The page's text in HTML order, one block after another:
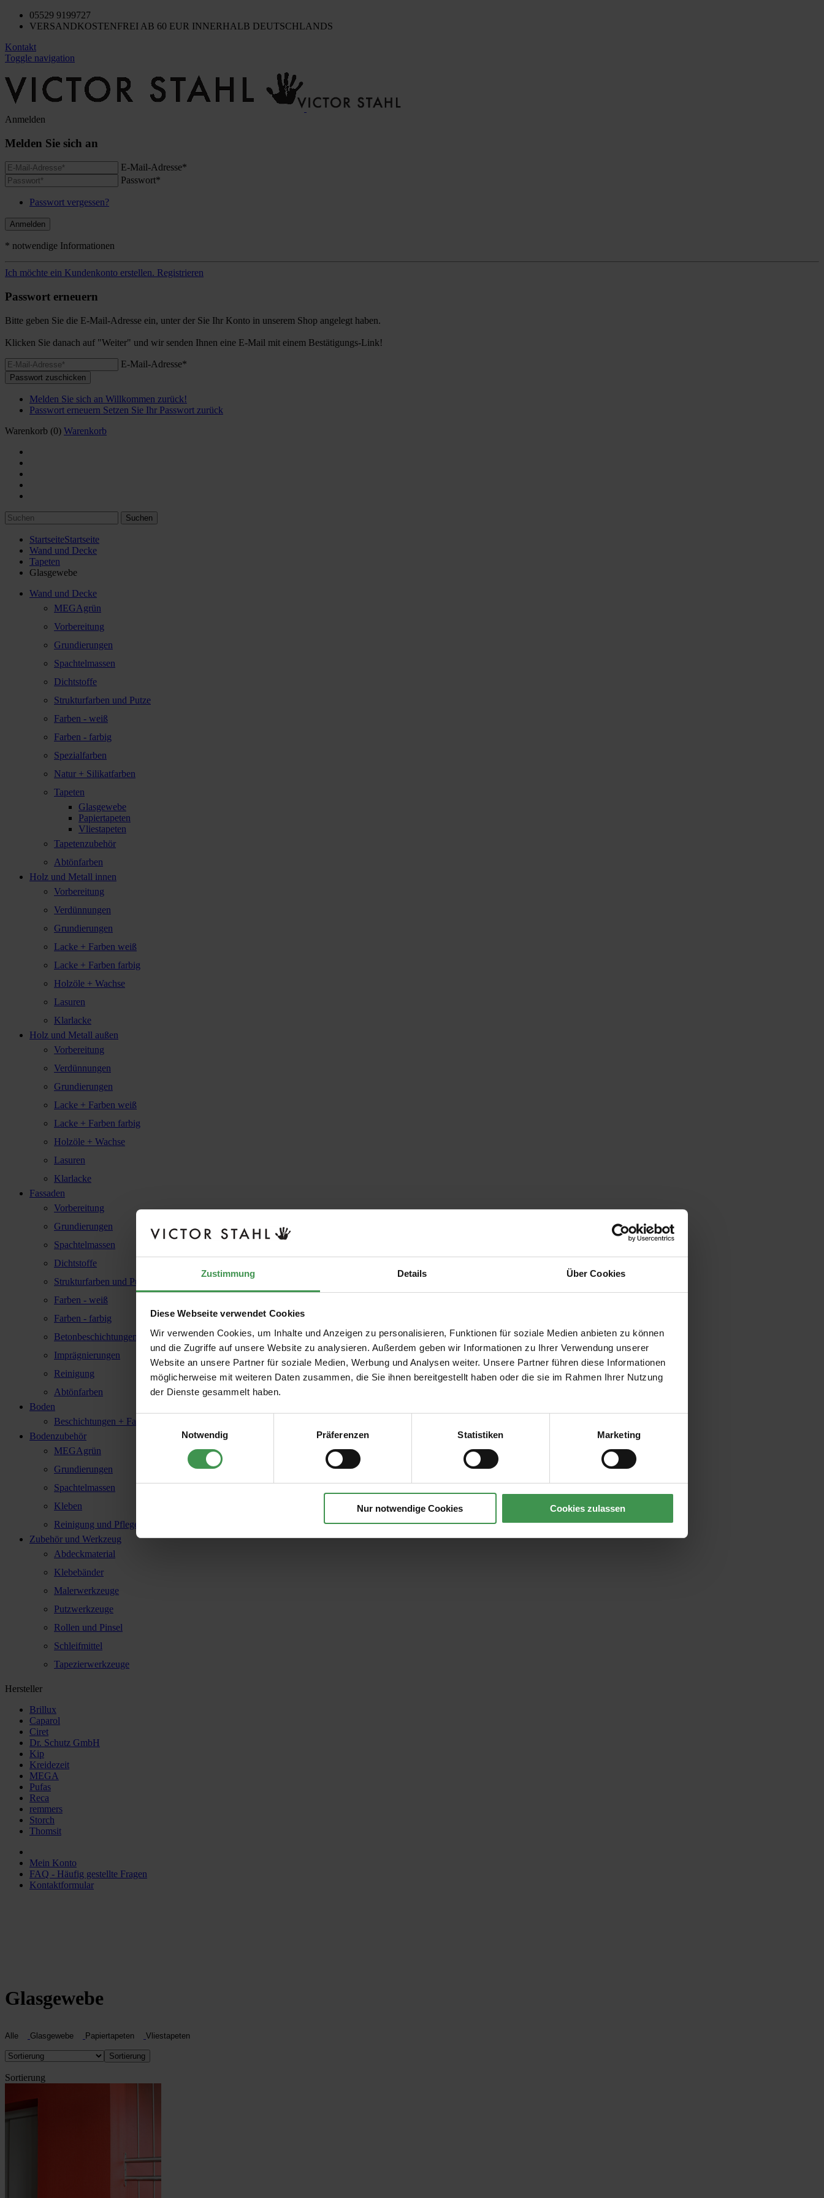
Zustimmung Details Über Cookies
Diese Webseite verwendet Cookies
Wir verwenden Cookies, um Inhalte und Anzeigen zu personalisieren, Funktionen für soziale Medien anbieten zu können
und die Zugriffe auf unsere Website zu analysieren. Außerdem geben wir Informationen zu Ihrer Verwendung unserer
Website an unsere Partner für soziale Medien, Werbung und Analysen weiter. Unsere Partner führen diese Informationen
möglicherweise mit weiteren Daten zusammen, die Sie ihnen bereitgestellt haben oder die sie im Rahmen Ihrer Nutzung
der Dienste gesammelt haben.
Notwendig
Präferenzen Statistiken Marketing
Nur notwendige Cookies Cookies zulassen
05529 9199727
VERSANDKOSTENFREI AB 60 EUR INNERHALB DEUTSCHLANDS
Kontakt
Toggle navigation
Anmelden
Melden Sie sich an
E-Mail-Adresse*
Passwort*
Passwort vergessen?
Anmelden
* notwendige Informationen
Ich möchte ein Kundenkonto erstellen. Registrieren
Passwort erneuern
Bitte geben Sie die E-Mail-Adresse ein, unter der Sie Ihr Konto in unserem Shop angelegt haben.
Klicken Sie danach auf "Weiter" und wir senden Ihnen eine E-Mail mit einem Bestätigungs-Link!
E-Mail-Adresse*
Passwort zuschicken
Melden Sie sich an Willkommen zurück!
Passwort erneuern Setzen Sie Ihr Passwort zurück
Warenkorb (0) Warenkorb
Suchen
StartseiteStartseite
Wand und Decke
Tapeten
Glasgewebe
Wand und Decke
MEGAgrün
Vorbereitung
Grundierungen
Spachtelmassen
Dichtstoffe
Strukturfarben und Putze
Farben - weiß
Farben - farbig
Spezialfarben
Natur + Silikatfarben
Tapeten
Glasgewebe
Papiertapeten
Vliestapeten
Tapetenzubehör
Abtönfarben
Holz und Metall innen
Vorbereitung
Verdünnungen
Grundierungen
Lacke + Farben weiß
Lacke + Farben farbig
Holzöle + Wachse
Lasuren
Klarlacke
Holz und Metall außen
Vorbereitung
Verdünnungen
Grundierungen
Lacke + Farben weiß
Lacke + Farben farbig
Holzöle + Wachse
Lasuren
Klarlacke
Fassaden
Vorbereitung
Grundierungen
Spachtelmassen
Dichtstoffe
Strukturfarben und Putze
Farben - weiß
Farben - farbig
Betonbeschichtungen
Imprägnierungen
Reinigung
Abtönfarben
Boden
Beschichtungen + Farbe
Bodenzubehör
MEGAgrün
Grundierungen
Spachtelmassen
Kleben
Reinigung und Pflege
Zubehör und Werkzeug
Abdeckmaterial
Klebebänder
Malerwerkzeuge
Putzwerkzeuge
Rollen und Pinsel
Schleifmittel
Tapezierwerkzeuge
Hersteller
Brillux
Caparol
Ciret
Dr. Schutz GmbH
Kip
Kreidezeit
MEGA
Pufas
Reca
remmers
Storch
Thomsit
Mein Konto
FAQ - Häufig gestellte Fragen
Kontaktformular
Glasgewebe
Alle Glasgewebe Papiertapeten Vliestapeten
Sortierung
Sortierung